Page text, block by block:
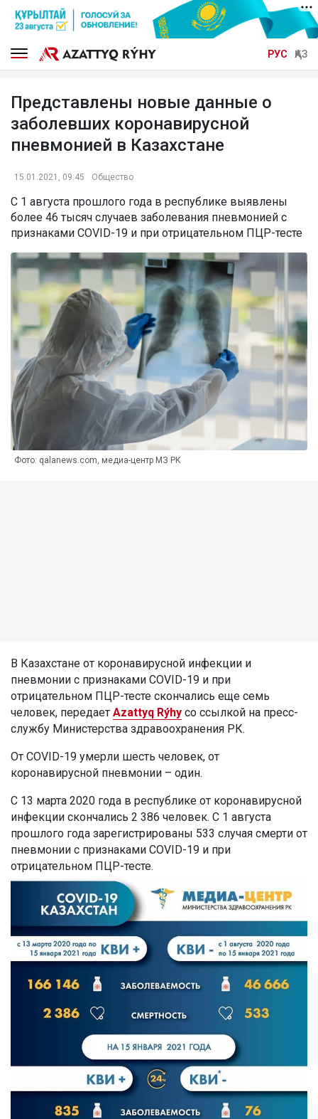
РУС ҚАЗ
Представлены новые данные о
заболевших коронавирусной
пневмонией в Казахстане
15.01.2021, 09:45 Общество
С 1 августа прошлого года в республике выявлены
более 46 тысяч случаев заболевания пневмонией с
признаками COVID-19 и при отрицательном ПЦР-тесте
Фото: qalanews.com, медиа-центр МЗ РК
В Казахстане от коронавирусной инфекции и
пневмонии с признаками COVID-19 и при
отрицательном ПЦР-тесте скончались еще семь
человек​​​​​​, передает Azattyq Rýhy со ссылкой на пресс-
службу Министерства здравоохранения РК.
От COVID-19 умерли шесть человек, от
коронавирусной пневмонии – один.
С 13 марта 2020 года в республике от коронавирусной
инфекции скончались 2 386 человек. С 1 августа
прошлого года зарегистрированы 533 случая смерти от
пневмонии с признаками COVID-19 и при
отрицательном ПЦР-тесте.